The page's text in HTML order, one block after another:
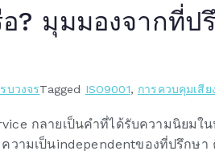
? มุมมองจากที่
บวงจรTagged ISO9001, การควบคุมเสีย
กลายเป็นคำที่ได้รับความนิย
ความเป็นindependentของที่ปรึก